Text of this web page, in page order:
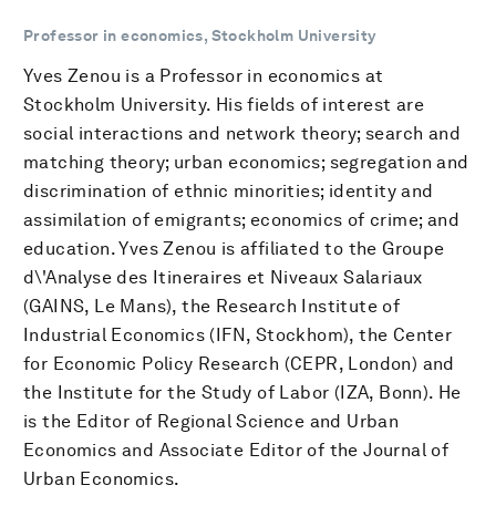
Professor in economics, Stockholm University
Yves Zenou is a Professor in economics at
Stockholm University. His fields of interest are
social interactions and network theory; search and
matching theory; urban economics; segregation and
discrimination of ethnic minorities; identity and
assimilation of emigrants; economics of crime; and
education. Yves Zenou is affiliated to the Groupe
d\'Analyse des Itineraires et Niveaux Salariaux
(GAINS, Le Mans), the Research Institute of
Industrial Economics (IFN, Stockhom), the Center
for Economic Policy Research (CEPR, London) and
the Institute for the Study of Labor (IZA, Bonn). He
is the Editor of Regional Science and Urban
Economics and Associate Editor of the Journal of
Urban Economics.